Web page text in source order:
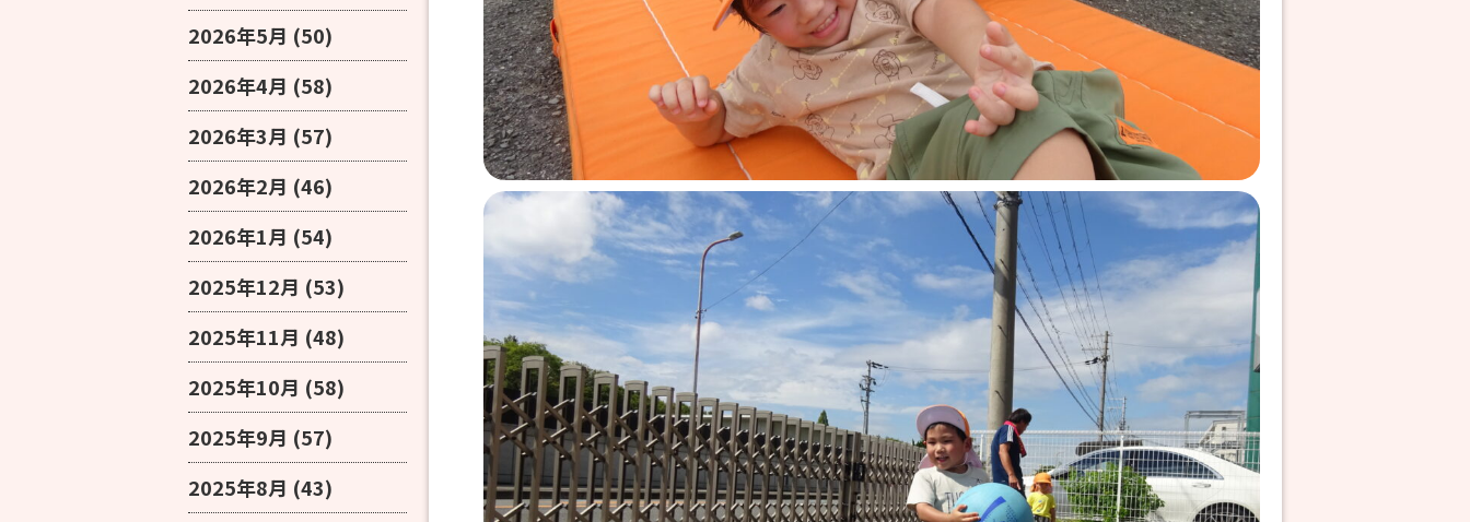
2026年5月 (50)
2026年4月 (58)
2026年3月 (57)
2026年2月 (46)
2026年1月 (54)
2025年12月 (53)
2025年11月 (48)
2025年10月 (58)
2025年9月 (57)
2025年8月 (43)